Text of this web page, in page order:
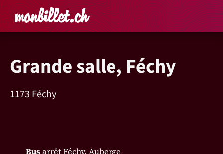
Accueil Rechercher un
Panier
Grande salle, Féchy
1173 Féchy
Busarrêt Féchy, Auberge